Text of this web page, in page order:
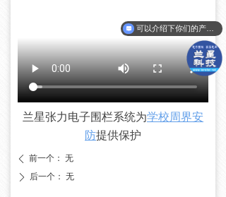
ꄲ 后一个： 无
ꄴ 前一个： 无
兰星张力电子围栏系统为学校周界安
防提供保护
可以介绍下你们的产品么？